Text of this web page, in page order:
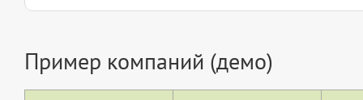
Пример компаний (демо)